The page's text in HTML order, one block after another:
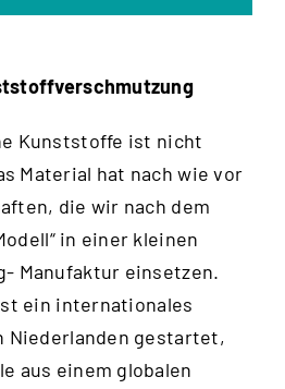
Kunststoffe ist nicht
Material hat nach wie vor
die wir nach dem
“ in einer kleinen
Manufaktur einsetzen.
ein internationales
Niederlanden gestartet,
aus einem globalen